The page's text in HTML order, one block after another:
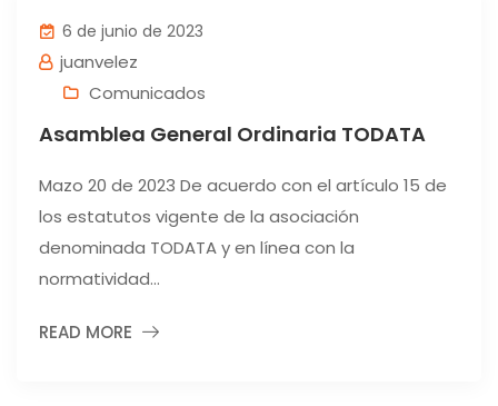
6 de junio de 2023
juanvelez
Comunicados
Asamblea General Ordinaria TODATA
Mazo 20 de 2023 De acuerdo con el artículo 15 de
los estatutos vigente de la asociación
denominada TODATA y en línea con la
normatividad...
READ MORE